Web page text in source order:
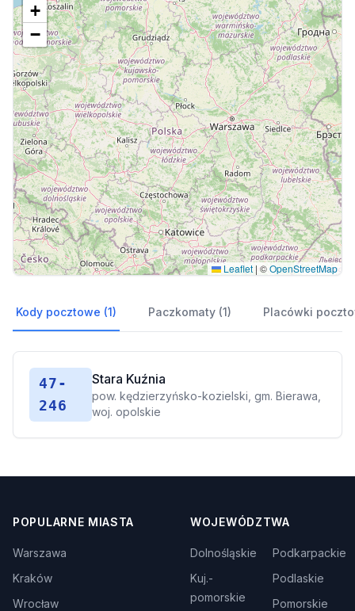
+
−
Leaflet | ©OpenStreetMap
Kody pocztowe (1) Paczkomaty (1) Placówki
47-
246
Stara Kuźnia
pow. kędzierzyńsko-kozielski, gm. Bierawa,
woj. opolskie
POPULARNE MIASTA
Warszawa
Kraków
Wrocław
WOJEWÓDZTWA
Dolnośląskie
Kuj.-
pomorskie
Podkarpackie
Podlaskie
Pomorskie